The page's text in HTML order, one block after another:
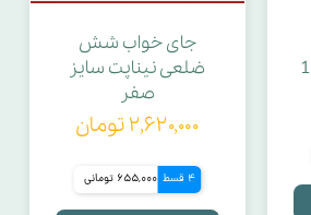
جای خواب شش
ضلعی نیناپت سایز
صفر
۲,۶۲۰,۰۰۰ تومان
4 قسط 655,000 تومانی